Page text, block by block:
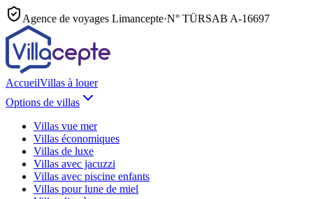
Agence de voyages Limancepte·N° TÜRSAB A-16697
AccueilVillas à louer
Options de villas
Villas vue mer
Villas économiques
Villas de luxe
Villas avec jacuzzi
Villas avec piscine enfants
Villas pour lune de miel